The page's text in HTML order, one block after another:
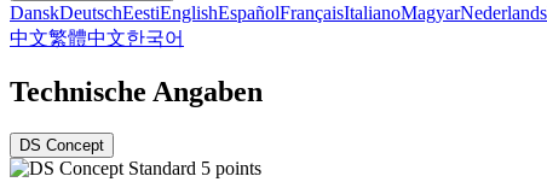
DanskDeutschEestiEnglishEspañolFrançaisItalianoMagyarNederlands
中文繁體中文한국어
Technische Angaben
DS Concept